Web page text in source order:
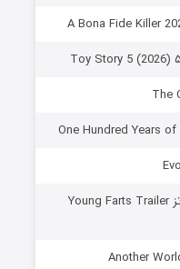
دانلود مستند قطعات تریلر یانگ فارتز Young Farts Trailer